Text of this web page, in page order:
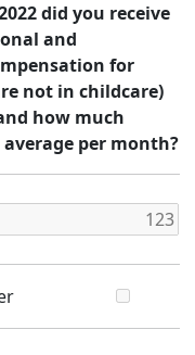
did you receive
and
for
not in childcare)
how much
per month?